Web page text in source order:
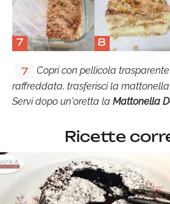
7 8
7
Copri con pellicola
raffreddata, trasferisci la mattonella
Servi dopo un'oretta la Mattonella
Ricette